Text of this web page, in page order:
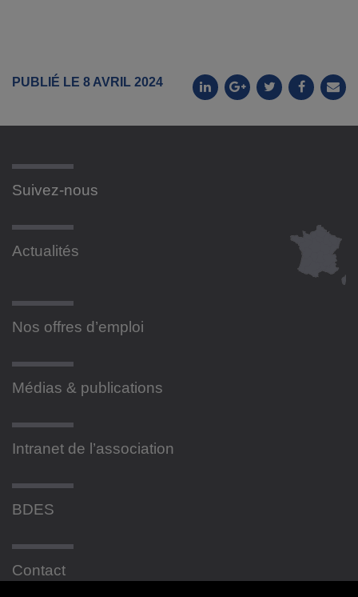
PUBLIÉ LE 8 AVRIL 2024
Suivez-nous
Actualités
Nos offres d’emploi
Médias & publications
Intranet de l’association
BDES
Contact